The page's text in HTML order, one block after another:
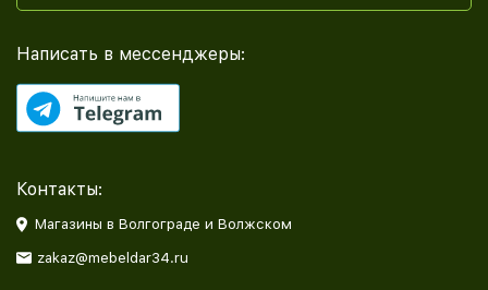
Написать в мессенджеры:
Контакты:
Магазины в Волгограде и Волжском
zakaz@mebeldar34.ru